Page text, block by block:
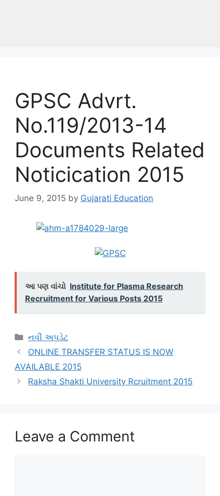
GPSC Advrt.
No.119/2013-14
Documents Related
Noticication 2015
June 9, 2015 by Gujarati Education
આ પણ વાંચો Institute for Plasma Research
Recruitment for Various Posts 2015
Categories
નવી અપડેટ
ONLINE TRANSFER STATUS IS NOW
AVAILABLE 2015
Raksha Shakti University Rcruitment 2015
Leave a Comment